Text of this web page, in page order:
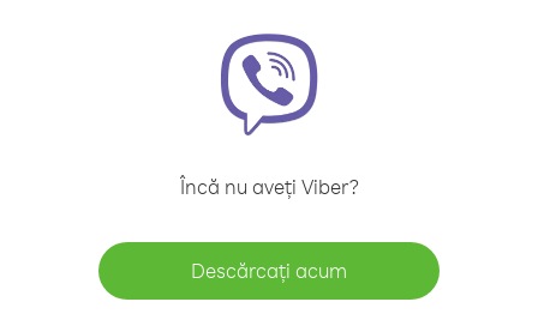
Încă nu aveți Viber?
Descărcați acum